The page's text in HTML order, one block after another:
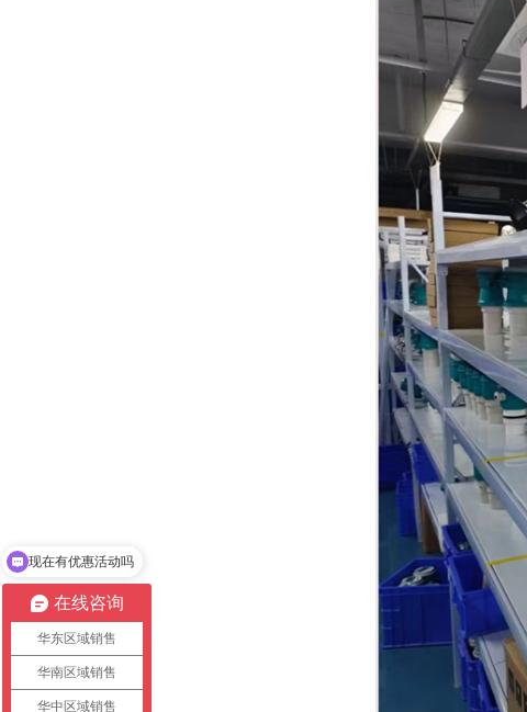
在线咨询
华东区域销售
华南区域销售
华中区域销售
可以介绍下你们的产品么